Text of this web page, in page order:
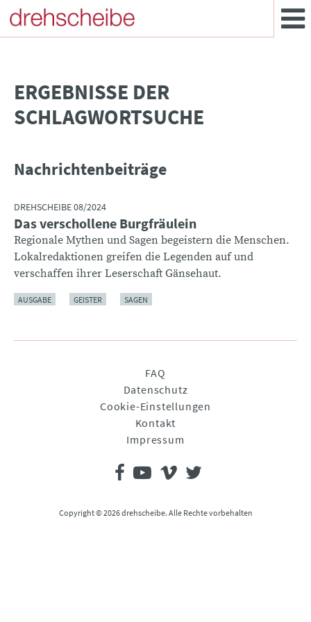
­ERGEBNISSE DER
SCHLAGWORTSUCHE
Nachrichtenbeiträge
DREHSCHEIBE 08/2024
Das verschollene Burgfräulein
Regionale Mythen und Sagen begeistern die Menschen.
Lokalredaktionen greifen die Legenden auf und
verschaffen ihrer Leserschaft Gänsehaut.
AUSGABE GEISTER SAGEN
FAQ
Datenschutz
Cookie-Einstellungen
Kontakt
Impressum
Copyright © 2026 drehscheibe. Alle Rechte vorbehalten